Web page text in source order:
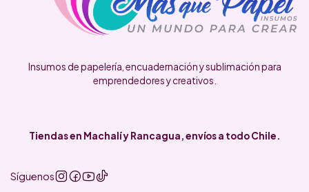
Insumos de papelería, encuadernación y sublimación para
emprendedores y creativos.
Tiendas en Machalí y Rancagua, envíos a todo Chile.
Síguenos